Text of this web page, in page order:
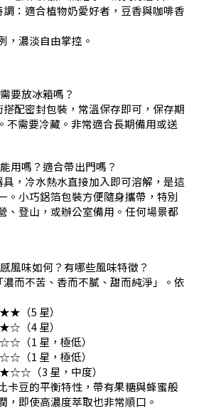
：適合植物奶愛好者，豆香與咖啡香
，濃淡自由掌控。
要放冰箱嗎？
配密封包裝，常溫保存即可，保存期
不需要冷藏。非常適合長期備用或送
用嗎？適合帶出門嗎？
，冷水熱水直接加入即可溶解，是這
。小巧鋁箔包裝方便隨身攜帶，特別
、登山，或辦公室備用。任何場景都
風味如何？有哪些風味特徵？
而不苦、香而不膩、甜而純淨」。依
（5 星）
（4 星）
1 星，極低）
（1 星，極低）
（3 星，中度）
卡豆的平衡特性，帶有果糖與蜂蜜般
，即使高濃度萃取也非常順口。